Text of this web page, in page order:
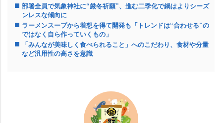
部署全員で気象神社に“厳冬祈願”、進む二季化で鍋はよりシーズ
ンレスな傾向に
ラーメンスープから着想を得て開発も「トレンドは“合わせる”の
ではなく自ら作っていくもの」
「みんなが美味しく食べられること」へのこだわり、食材や分量
など汎用性の高さを意識